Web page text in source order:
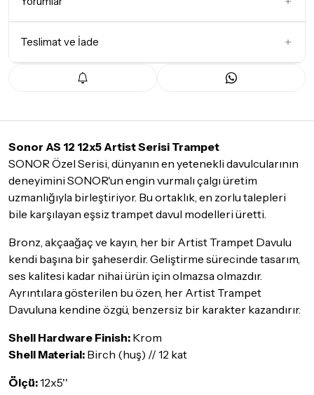
Teslimat ve İade
Teslimat Koşulları
tatil günlerinde teslimat yapılamamaktadır.
Seçtiğiniz ürünlerin tamamıdoremusic Sevkiyat Ekibiya da
Aras Kargogarantisi ile adresinize teslim edilecektir.
Detaylar içintıklayınız
İade Koşulları
Sitemiz üzerinden satın almış olduğunuz ürünleri, teslimat
tarihinden itibaren14 Gün içerisinde iade edebilir ya da
değiştirebilirsiniz.
İadesi ve değişimi mümkün olmayan ürünler içintıklayınız.
İade ve değişimi talep edilecek ürünün ticari vasfını yitirmemiş
olması, ambalajının korunmuş, aksesuar ve tüm ürün içeriğinin
eksiksiz olması gerekmektedir. Satın almış olduğunuz ürünü
göndermeden önce mutlaka
geçerek bilgi veriniz.
Sonor AS 12 12x5 Artist Serisi Trampet
SONOR Özel Serisi, dünyanın en yetenekli davulcularının
deneyimini SONOR'un engin vurmalı çalgı üretim
uzmanlığıyla birleştiriyor. Bu ortaklık, en zorlu talepleri
bile karşılayan eşsiz trampet davul modelleri üretti.
Bronz, akçaağaç ve kayın, her bir Artist Trampet Davulu
kendi başına bir şaheserdir. Geliştirme sürecinde tasarım,
ses kalitesi kadar nihai ürün için olmazsa olmazdır.
Ayrıntılara gösterilen bu özen, her Artist Trampet
Davuluna kendine özgü, benzersiz bir karakter kazandırır.
Shell Hardware Finish: Krom
Shell Material: Birch (huş) // 12 kat
Ölçü:12x5''